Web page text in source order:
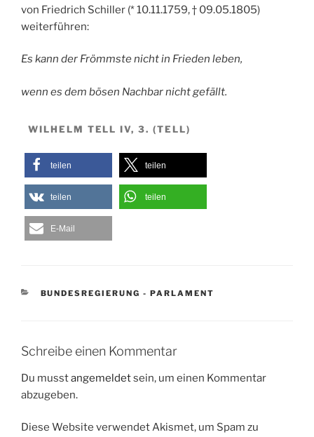
von Friedrich Schiller (* 10.11.1759, † 09.05.1805)
weiterführen:
Es kann der Frömmste nicht in Frieden leben,
wenn es dem bösen Nachbar nicht gefällt.
WILHELM TELL IV, 3. (TELL)
teilen teilen
teilen teilen
E-Mail
KATEGORIEN
BUNDESREGIERUNG - PARLAMENT
Schreibe einen Kommentar
Du musstangemeldetsein, um einen Kommentar
abzugeben.
Diese Website verwendet Akismet, um Spam zu